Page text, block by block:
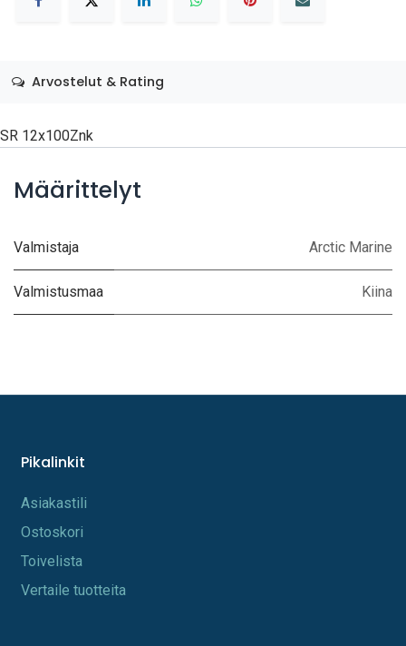
Arvostelut & Rating
SR 12x100Znk
Määrittelyt
Valmistaja Arctic Marine
Valmistusmaa Kiina
Pikalinkit
A​s​iakastili
Os​toskori
Toi​velista
Vertaile tuotteita